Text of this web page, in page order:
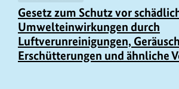
Gesetz zum Schutz vor
Umwelteinwirkungen durch
Luftverunreinigungen,
Erschütterungen und ähnliche